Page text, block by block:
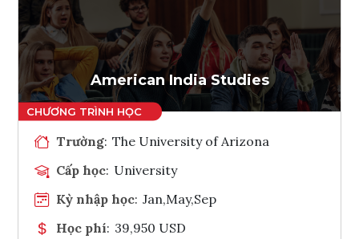
Ghi danh
Tham vấn Interlink
American India Studies
Trường: The University of Arizona
Cấp học: University
Kỳ nhập học: Jan,May,Sep
Học phí: 39,950 USD